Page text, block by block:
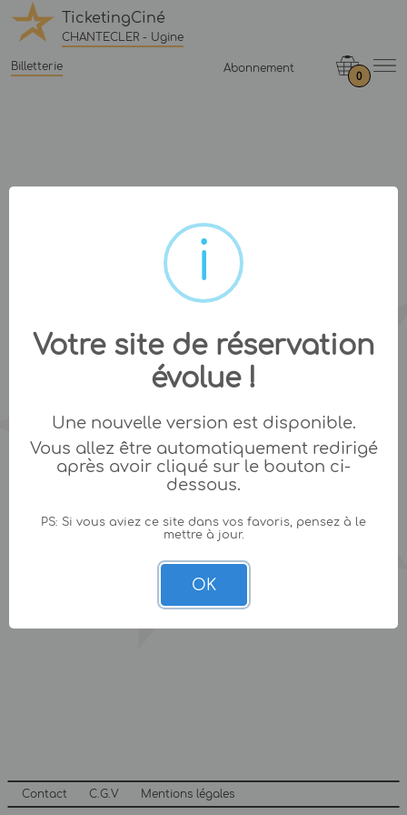
TicketingCiné
CHANTECLER - Ugine
Billetterie Abonnement
0
Contact C.G.V Mentions légales
Votre site de réservation
évolue !
Une nouvelle version est disponible.
Vous allez être automatiquement redirigé
après avoir cliqué sur le bouton ci-
dessous.
PS: Si vous aviez ce site dans vos favoris, pensez à le
mettre à jour.
OK